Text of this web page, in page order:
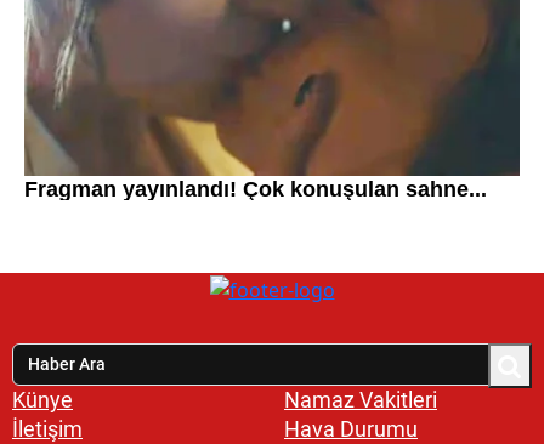
Künye
İletişim
Namaz Vakitleri
Hava Durumu